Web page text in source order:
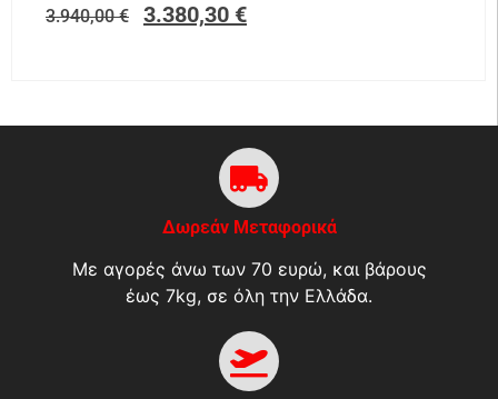
3.940,00€ 3.380,30 €
Δωρεάν Μεταφορικά
Με αγορές άνω των 70 ευρώ, και βάρους
έως 7kg, σε όλη την Ελλάδα.